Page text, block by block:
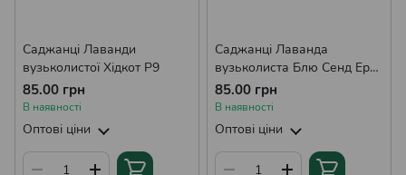
Саджанці Лаванди
вузьколистої Хідкот Р9
85.00 грн
В наявності
Оптові ціни
Саджанці Лаванда
вузьколиста Блю Сенд Ерлі
Р9
85.00 грн
В наявності
Оптові ціни